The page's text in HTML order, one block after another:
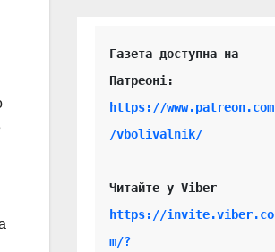
Газета доступна на
https://www.patreon.com
/vbolivalnik/
Читайте у Viber
https://invite.viber.co
m/?